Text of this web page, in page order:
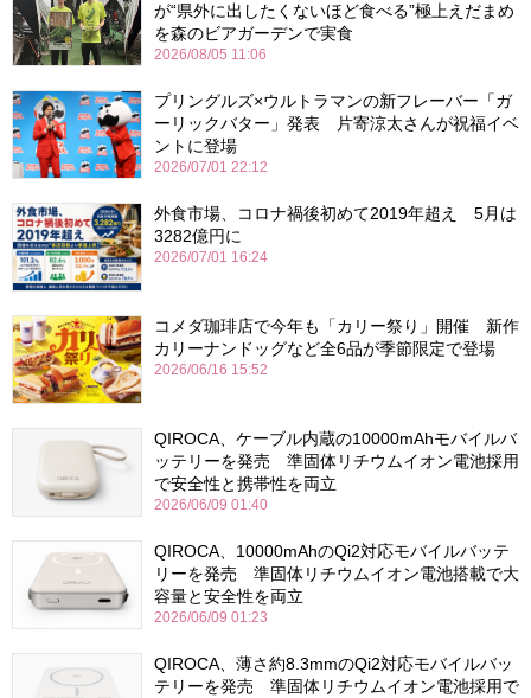
が“県外に出したくないほど食べる”極上えだまめ
を森のビアガーデンで実食
2026/08/05 11:06
プリングルズ×ウルトラマンの新フレーバー「ガ
ーリックバター」発表 片寄涼太さんが祝福イベ
ントに登場
2026/07/01 22:12
外食市場、コロナ禍後初めて2019年超え 5月は
3282億円に
2026/07/01 16:24
コメダ珈琲店で今年も「カリー祭り」開催 新作
カリーナンドッグなど全6品が季節限定で登場
2026/06/16 15:52
QIROCA、ケーブル内蔵の10000mAhモバイルバ
ッテリーを発売 準固体リチウムイオン電池採用
で安全性と携帯性を両立
2026/06/09 01:40
QIROCA、10000mAhのQi2対応モバイルバッテ
リーを発売 準固体リチウムイオン電池搭載で大
容量と安全性を両立
2026/06/09 01:23
QIROCA、薄さ約8.3mmのQi2対応モバイルバッ
テリーを発売 準固体リチウムイオン電池採用で